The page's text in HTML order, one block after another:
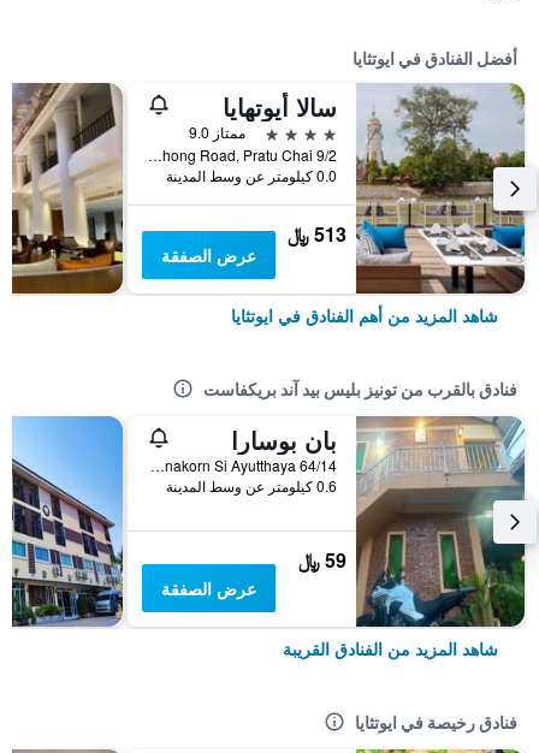
أفضل الفنادق في ايوتثايا
سالا أيوتهايا
4 نجوم
ممتاز 9.0
9/2 Moo 4, U-Thong Road, Pratu Chai, ايوتثايا, تايلاند
0.0 كيلومتر عن وسط المدينة
513 ﷼
عرض الصفقة
شاهد المزيد من أهم الفنادق في ايوتثايا
فنادق بالقرب من تونيز بليس بيد آند بريكفاست
بان بوسارا
64/14 Soi Bua Wan, Bang Ian Rd, T.Horattanachai, Muang Phranakorn Si Ayutthaya, ايوتثايا, تايلاند
0.6 كيلومتر عن وسط المدينة
59 ﷼
عرض الصفقة
شاهد المزيد من الفنادق القريبة
فنادق رخيصة في ايوتثايا